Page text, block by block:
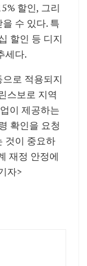
할인, 그리
수 있다. 특
할인 등 디지
세다.
로 적용되지
스보로 지역
이 제공하는
확인을 요청
것이 중요하
재정 안정에
자>